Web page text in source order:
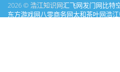
2026 © 浩江知识网汇飞网发门网比特
东方游戏网八零商务网太和茶叶网浩